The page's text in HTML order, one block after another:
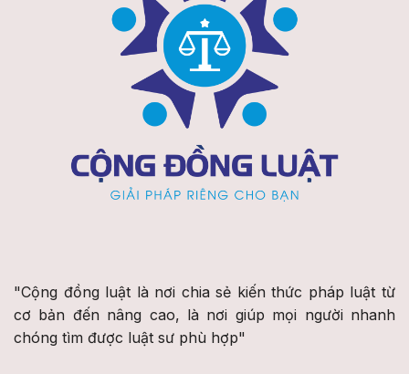
"Cộng đồng luật là nơi chia sẻ kiến thức pháp luật từ
cơ bản đến nâng cao, là nơi giúp mọi người nhanh
chóng tìm được luật sư phù hợp"